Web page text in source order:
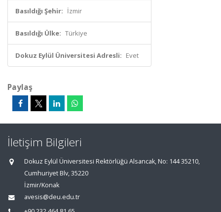
Basıldığı Şehir: İzmir
Basıldığı Ülke: Türkiye
Dokuz Eylül Üniversitesi Adresli: Evet
Paylaş
İletişim Bilgileri
Dokuz Eylül Üniversitesi Rektörlüğü Alsancak, No: 144 35210,
Cumhuriyet Blv, 35220
İzmir/Konak
avesis@deu.edu.tr